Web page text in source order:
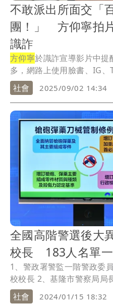
不敢派出所面交「
團！」 方仰寧拍
識詐
方仰寧於識詐宣導影片中提
多，網路上使用臉書、IG
社會
2025/09/02 14:34
全國高階警選後大
校長 183人名單
1、警政署警監一階警政委
校校長 2、基隆市警察
社會
2024/01/15 18:32